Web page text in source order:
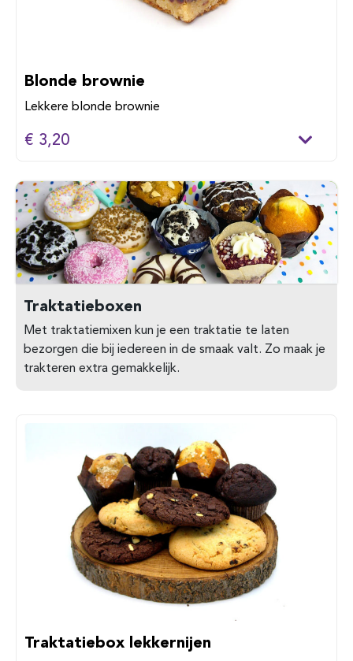
Blonde brownie
Lekkere blonde brownie
€ 3,20
Traktatieboxen
Met traktatiemixen kun je een traktatie te laten
bezorgen die bij iedereen in de smaak valt. Zo maak je
trakteren extra gemakkelijk.
Traktatiebox lekkernijen